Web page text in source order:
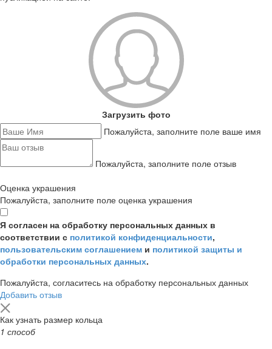
Загрузить фото
Пожалуйста, заполните поле ваше имя
Пожалуйста, заполните поле отзыв
Оценка украшения
Пожалуйста, заполните поле оценка украшения
Я согласен на обработку персональных данных в
соответствии с политикой конфиденциальности,
пользовательским соглашением и политикой защиты и
обработки персональных данных.
Пожалуйста, согласитесь на обработку персональных данных
Добавить отзыв
Как узнать размер кольца
1 способ